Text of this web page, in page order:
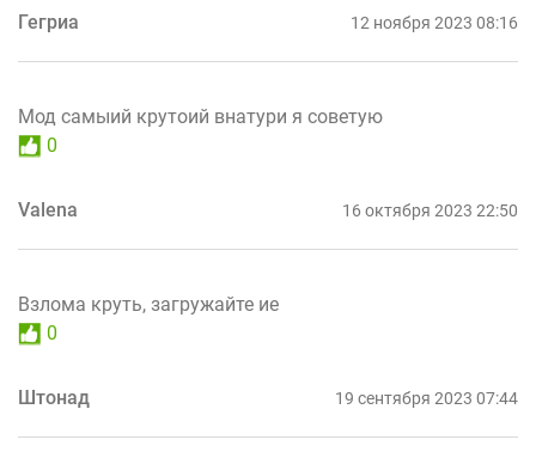
Гегриа 12 ноября 2023 08:16
Мод самыий крутоий внатури я советую
0
Valena 16 октября 2023 22:50
Взлома круть, загружайте ие
0
Штонад 19 сентября 2023 07:44